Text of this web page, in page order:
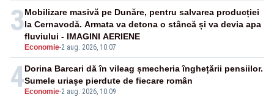
3
Economie-2 aug. 2026, 10:07
Mobilizare masivă pe Dunăre, pentru salvarea producției
la Cernavodă. Armata va detona o stâncă și va devia apa
fluviului - IMAGINI AERIENE
4 Economie-2 aug. 2026, 10:09
Dorina Barcari dă în vileag șmecheria înghețării pensiilor.
Sumele uriașe pierdute de fiecare român